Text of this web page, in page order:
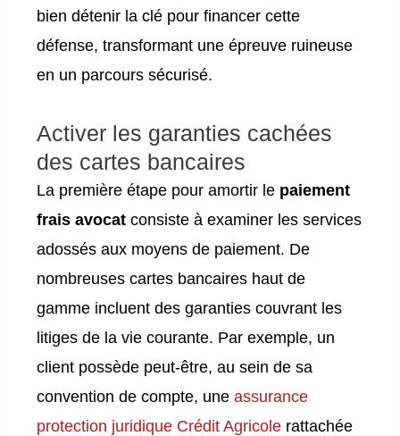
bien détenir la clé pour financer cette
défense, transformant une épreuve ruineuse
en un parcours sécurisé.
Activer les garanties cachées
des cartes bancaires
La première étape pour amortir le paiement
frais avocat consiste à examiner les services
adossés aux moyens de paiement. De
nombreuses cartes bancaires haut de
gamme incluent des garanties couvrant les
litiges de la vie courante. Par exemple, un
client possède peut-être, au sein de sa
convention de compte, uneassurance
protection juridique Crédit Agricole rattachée